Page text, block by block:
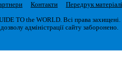
Контакти
Передрук
TO the WORLD. Всі права захищені.
адміністрації сайту заборонено.